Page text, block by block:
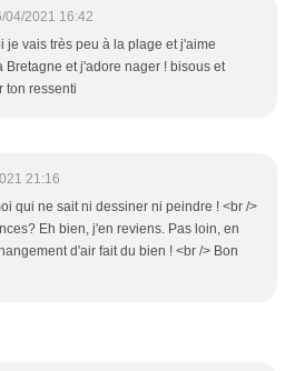
04/2021 16:42
je vais très peu à la plage et j'aime
Bretagne et j'adore nager ! bisous et
ton ressenti
21:16
qui ne sait ni dessiner ni peindre ! <br />
Eh bien, j'en reviens. Pas loin, en
d'air fait du bien ! <br /> Bon